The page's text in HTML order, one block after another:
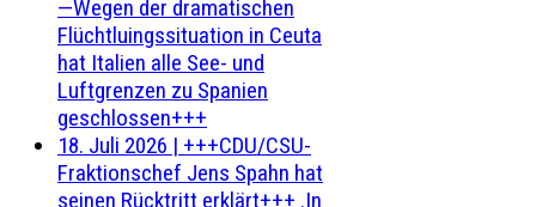
—Wegen der dramatischen
Flüchtluingssituation in Ceuta
hat Italien alle See- und
Luftgrenzen zu Spanien
geschlossen+++
18. Juli 2026 | +++CDU/CSU-
Fraktionschef Jens Spahn hat
seinen Rücktritt erklärt+++ .In